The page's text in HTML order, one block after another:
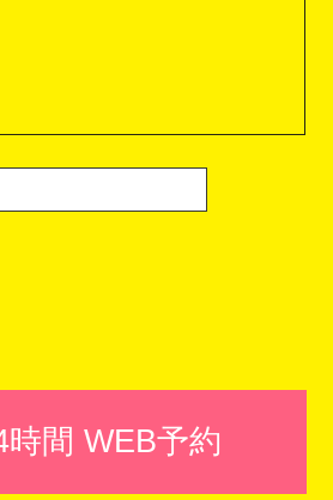
時間 WEB予約